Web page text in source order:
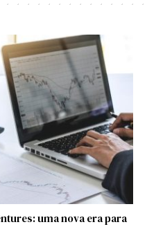
uma nova era para